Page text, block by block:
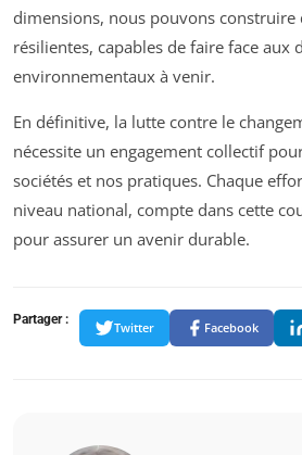
dimensions, nous pouvons
résilientes, capables de faire face aux
environnementaux à venir.
En définitive, la lutte contre le
nécessite un engagement collectif
sociétés et nos pratiques. Chaque
niveau national, compte dans cette
pour assurer un avenir durable.
Partager :
Twitter Facebook